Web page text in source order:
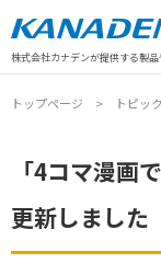
株式会社カナデンが提供する製
注目キーワード#振動セ
トップページ トピッ
「4コマ漫画
更新しました